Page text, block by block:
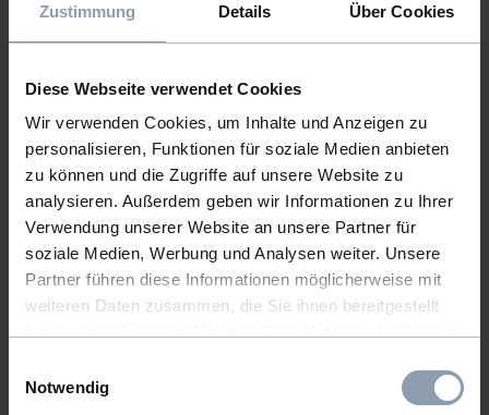
Zustimmung Details Über Cookies
Diese Webseite verwendet Cookies
Wir verwenden Cookies, um Inhalte und Anzeigen zu
personalisieren, Funktionen für soziale Medien anbieten
zu können und die Zugriffe auf unsere Website zu
analysieren. Außerdem geben wir Informationen zu Ihrer
Verwendung unserer Website an unsere Partner für
soziale Medien, Werbung und Analysen weiter. Unsere
Partner führen diese Informationen möglicherweise mit
weiteren Daten zusammen, die Sie ihnen bereitgestellt
Notwendig
Item number: 63050C